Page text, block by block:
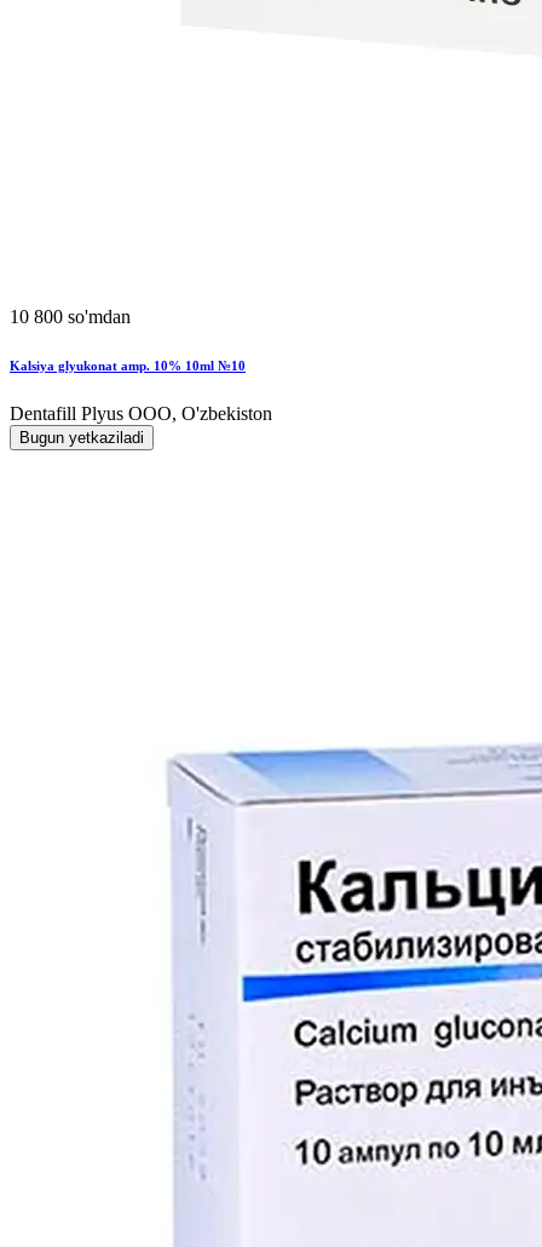
10 800 so'mdan
Kalsiya glyukonat amp. 10% 10ml №10
Dentafill Plyus OOO, O'zbekiston
Bugun yetkaziladi